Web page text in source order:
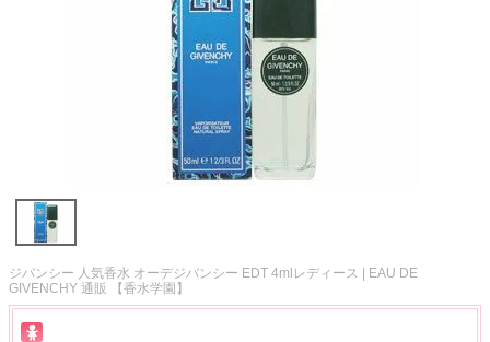
ジバンシー 人気香水 オーデジバンシー EDT 4mlレディース | EAU DE
GIVENCHY 通販 【香水学園】